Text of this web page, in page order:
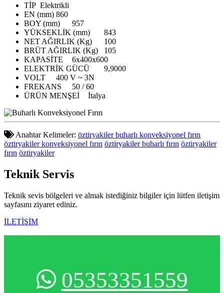
TİP Elektrikli
EN (mm) 860
BOY (mm)
957
YÜKSEKLİK (mm)
843
NET AĞIRLIK (Kg)
100
BRÜT AĞIRLIK (Kg)
105
KAPASİTE
6x400x600
ELEKTRİK GÜCÜ
9,9000
VOLT
400 V ~ 3N
FREKANS
50 / 60
ÜRÜN MENŞEİ
İtalya
Anahtar Kelimeler: öztiryakiler buharlı konveksiyonel fırın
öztiryakiler konveksiyonel fırın öztiryakiler buharlı fırın öztiryakiler
fırın öztiryakiler
Teknik Servis
Teknik sevis bölgeleri ve almak istediğiniz bilgiler için lütfen iletişim
sayfasını ziyaret ediniz.
İLETİŞİM
05353351559